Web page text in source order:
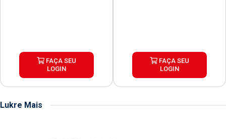
FAÇA SEU
LOGIN
FAÇA SEU
LOGIN
Lukre Mais